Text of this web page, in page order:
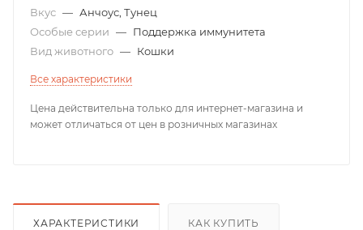
Вкус — Анчоус, Тунец
Особые серии — Поддержка иммунитета
Вид животного — Кошки
Все характеристики
Цена действительна только для интернет-магазина и
может отличаться от цен в розничных магазинах
ХАРАКТЕРИСТИКИ КАК КУПИТЬ